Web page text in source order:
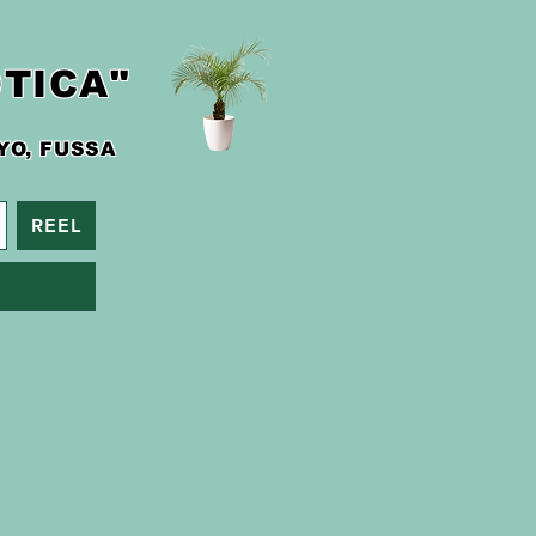
FUSSA
REEL